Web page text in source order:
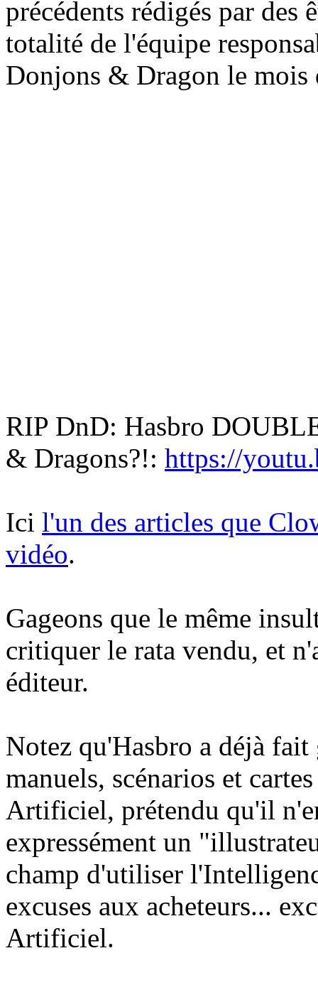
précédents rédigés par des
totalité de l'équipe
Donjons & Dragon le mois
RIP DnD: Hasbro
& Dragons?!: https://
Ici l'un des articles que
vidéo.
Gageons que le même
critiquer le rata vendu, et
éditeur.
Notez qu'Hasbro a déjà
manuels, scénarios et
Artificiel, prétendu qu'il
expressément un
champ d'utiliser
excuses aux acheteurs...
Artificiel.